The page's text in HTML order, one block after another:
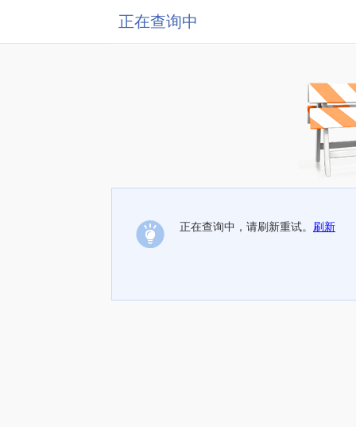
正在查询中
正在查询中，请刷新重试。 刷新